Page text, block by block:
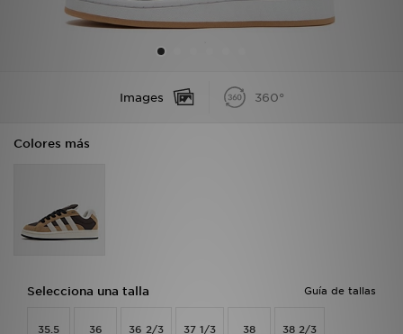
Images 360°
Colores más
Guía de tallas
Selecciona una talla
35.5 36 36 2/3 37 1/3 38 38 2/3